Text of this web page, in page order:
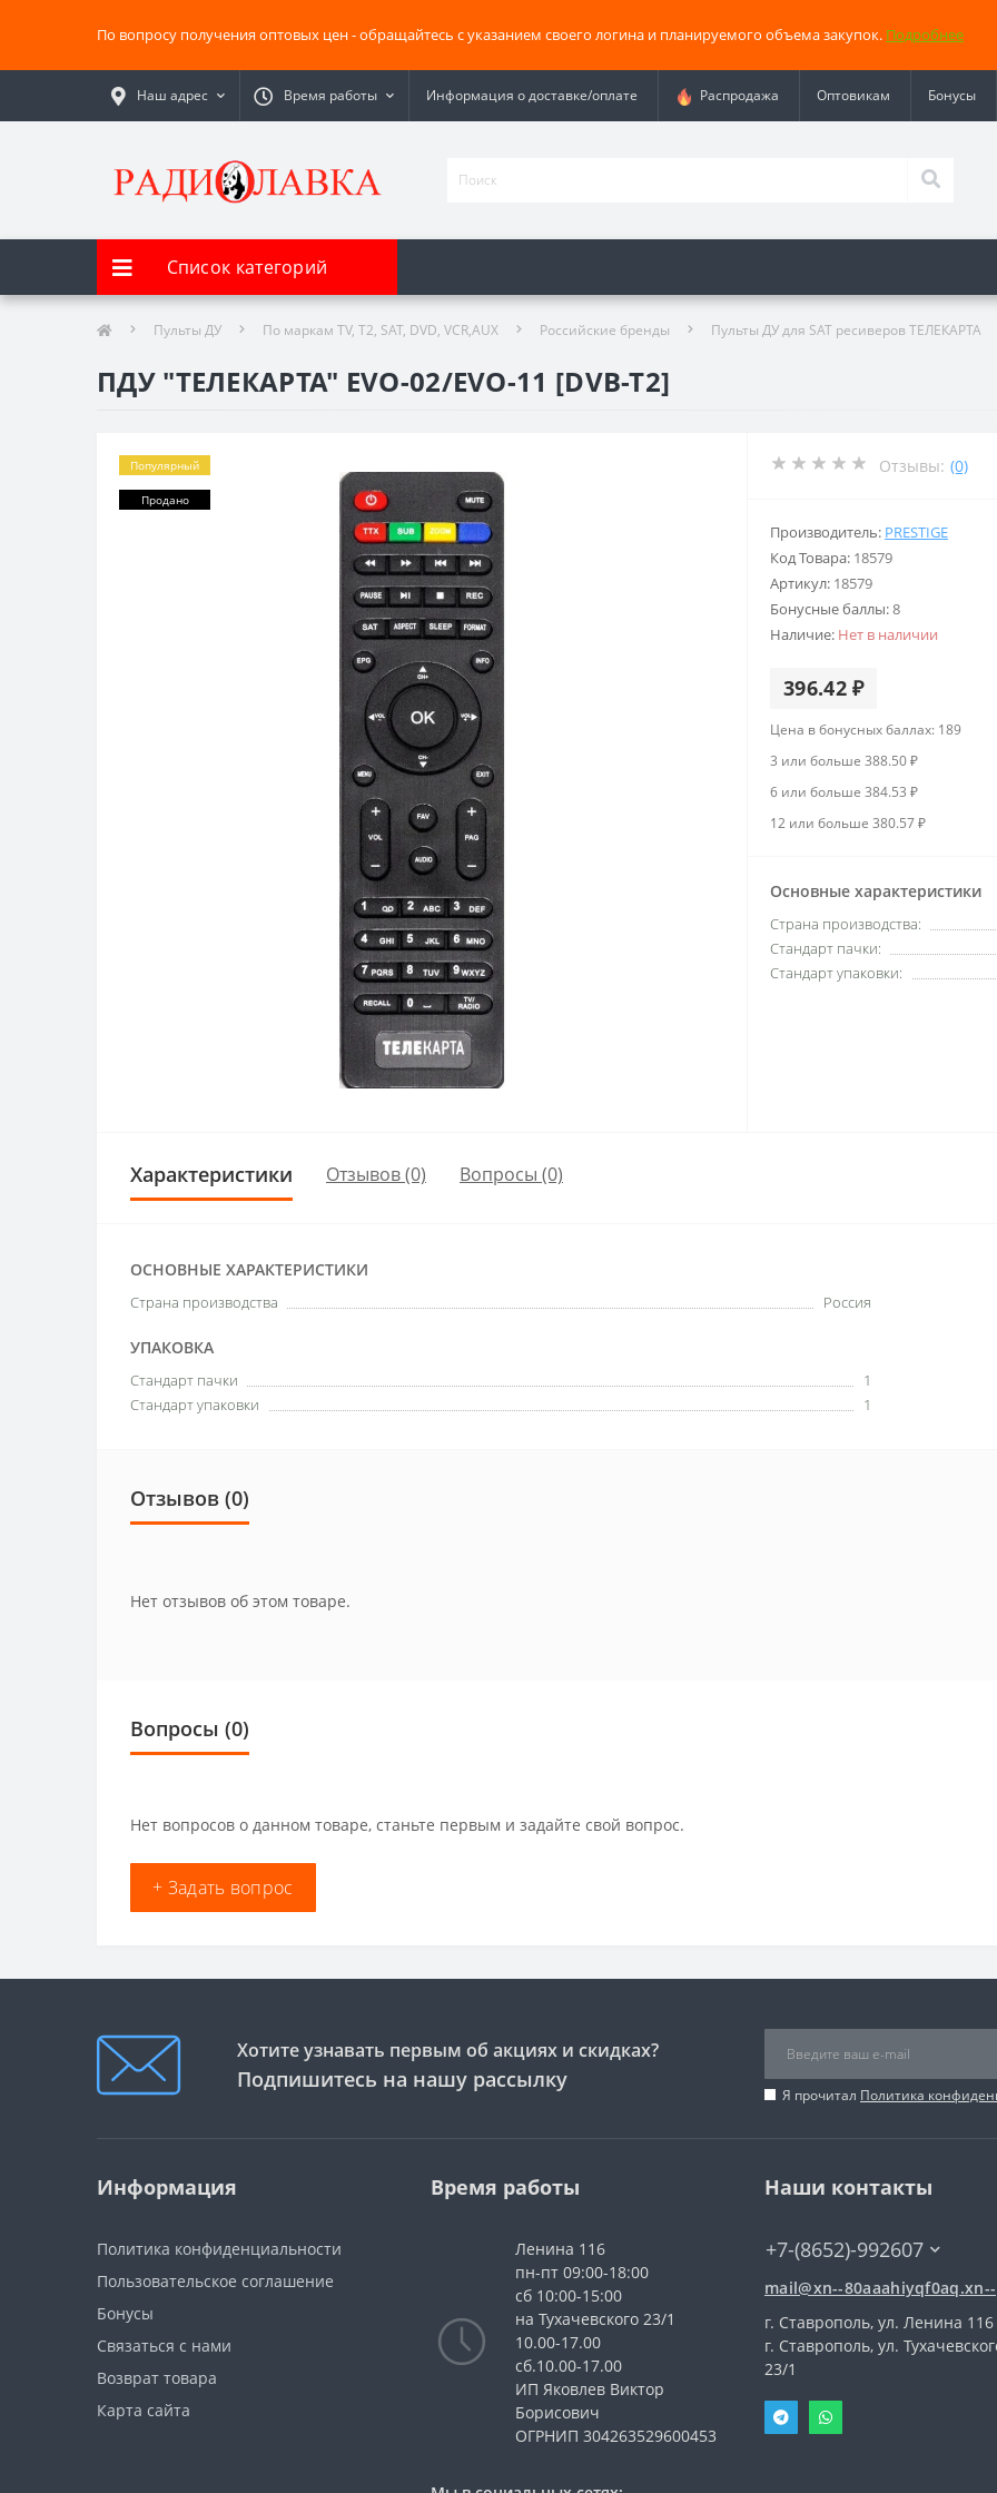
По вопросу получения оптовых цен - обращайтесь с указанием своего логина и планируемого объема закупок. Подробнее
Наш адрес Время работы Информация о доставке/оплате Распродажа Оптовикам Бонусы
Список категорий
Пульты ДУ По маркам TV, T2, SAT, DVD, VCR,AUX Российские бренды Пульты ДУ для SAT ресиверов ТЕЛЕКАРТА
ПДУ "ТЕЛЕКАРТА" EVO-02/EVO-11 [DVB-T2]
Популярный
Продано
Отзывы: (0)
Производитель: PRESTIGE
Код Товара: 18579
Артикул: 18579
Бонусные баллы:8
Наличие: Нет в наличии
396.42 ₽
Цена в бонусных баллах: 189
3 или больше 388.50 ₽
6 или больше 384.53 ₽
12 или больше 380.57 ₽
Основные характеристики
Страна производства:
Стандарт пачки:
Стандарт упаковки:
Характеристики Отзывов (0) Вопросы (0)
ОСНОВНЫЕ ХАРАКТЕРИСТИКИ
Страна производства Россия
УПАКОВКА
Стандарт пачки
1
Стандарт упаковки
1
Отзывов (0)
Нет отзывов об этом товаре.
Вопросы (0)
Нет вопросов о данном товаре, станьте первым и задайте свой вопрос.
+ Задать вопрос
Хотите узнавать первым об акциях и скидках?
Подпишитесь на нашу рассылку
Я прочитал Политика
Информация
Политика конфиденциальности
Пользовательское соглашение
Бонусы
Связаться с нами
Возврат товара
Карта сайта
Время работы
Ленина 116
пн-пт 09:00-18:00
сб 10:00-15:00
на Тухачевского 23/1
10.00-17.00
сб.10.00-17.00
ИП Яковлев Виктор
Борисович
ОГРНИП 304263529600453
Наши контакты
+7-(8652)-992607
mail@xn--
г. Ставрополь, ул. Ленина 116
г. Ставрополь, ул.
23/1